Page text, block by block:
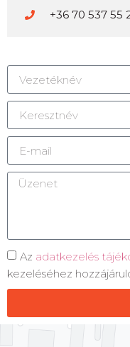
+36 70 537 55
Az adatkezelés
kezeléséhez